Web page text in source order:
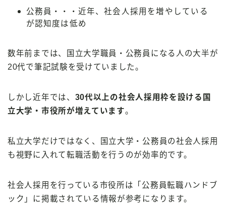
公務員・・・近年、社会人採用を増やしている
が認知度は低め
数年前までは、国立大学職員・公務員になる人の大半が
20代で筆記試験を受けていました。
しかし近年では、 30代以上の社会人採用枠を設ける国
立大学・市役所が増えています。
私立大学だけではなく、国立大学・公務員の社会人採用
も視野に入れて転職活動を行うのが効率的です。
社会人採用を行っている市役所は「公務員転職ハンドブ
ック」に掲載されている情報が参考になります。